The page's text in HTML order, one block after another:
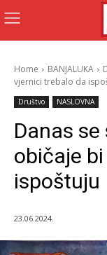
Home BANJALUKA
vjernici trebalo da
Društvo NASLOVNA
Danas se
običaje
ispoštuju
23.06.2024.